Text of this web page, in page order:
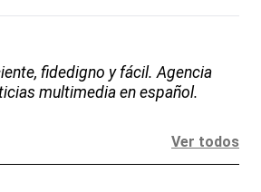
fidedigno y fácil. Agencia
multimedia en español.
Ver todos